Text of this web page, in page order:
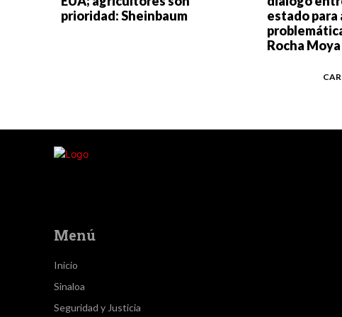
prioridad: Sheinbaum
estado
Rocha Moya
Menú
Inicio
Sinaloa
Seguridad y Justicia